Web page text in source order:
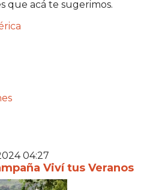
que acá te sugerimos.
04:27
Viví tus Veranos